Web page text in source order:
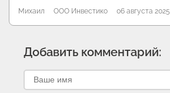
Михаил ООО Инвестико 06 августа 2025
Добавить комментарий: